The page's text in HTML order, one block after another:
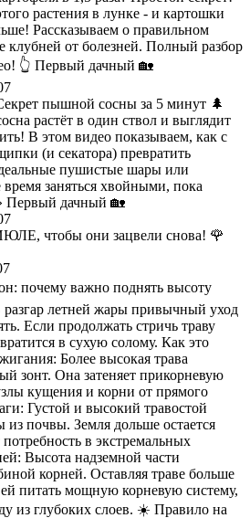
растения в лунке - и картошки
Рассказываем о правильном
клубней от болезней. Полный разбор
👆 Первый дачный 🏡
пышной сосны за 5 минут 🌲
растёт в один ствол и выглядит
В этом видео показываем, как с
(и секатора) превратить
пушистые шары или
заняться хвойными, пока
Первый дачный 🏡
чтобы они зацвели снова! 🌹
почему важно поднять высоту
летней жары привычный уход
Если продолжать стричь траву
в сухую солому. Как это
Более высокая трава
зонт. Она затеняет прикорневую
кущения и корни от прямого
Густой и высокий травостой
из почвы. Земля дольше остается
в экстремальных
Высота надземной части
корней. Оставляя траве больше
питать мощную корневую систему,
из глубоких слоев. ☀️ Правило на